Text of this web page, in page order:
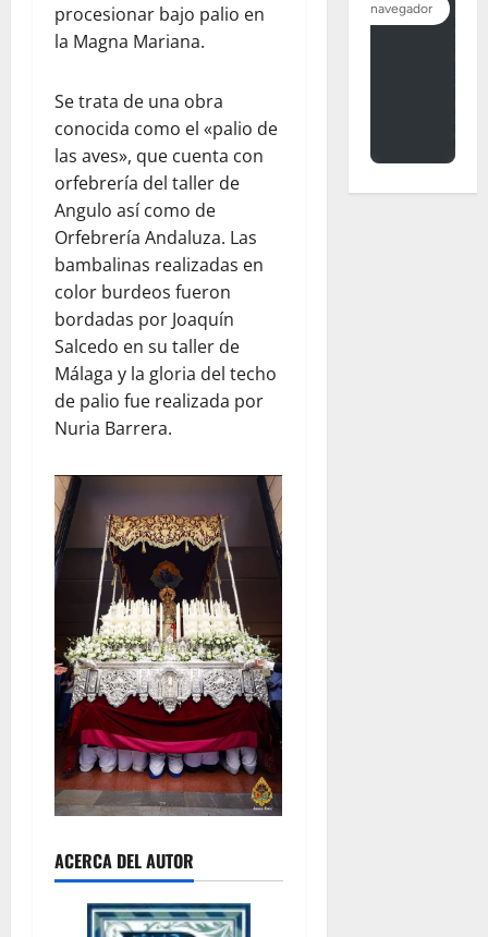
procesionar bajo palio en
la Magna Mariana.
Se trata de una obra
conocida como el «palio de
las aves», que cuenta con
orfebrería del taller de
Angulo así como de
Orfebrería Andaluza. Las
bambalinas realizadas en
color burdeos fueron
bordadas por Joaquín
Salcedo en su taller de
Málaga y la gloria del techo
de palio fue realizada por
Nuria Barrera.
ACERCA DEL AUTOR